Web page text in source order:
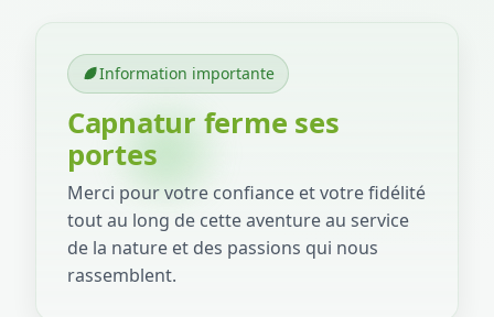
Information importante
Capnatur ferme ses
portes
Merci pour votre confiance et votre fidélité
tout au long de cette aventure au service
de la nature et des passions qui nous
rassemblent.